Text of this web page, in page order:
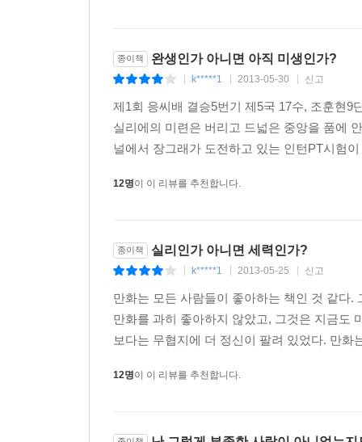
종이책 완생인가 아니면 아직 미생인가?
k*****1 2013-05-30 신고
제1회 응씨배 결승5번기 제5국 17수, 조훈현
실리에의 미련은 버리고 드넓은 중앙을 품에
널에서 장그래가 도전하고 있는 인턴PT시험
12명이 이 리뷰를 추천합니다.
종이책 실리인가 아니면 세력인가?
k*****1 2013-05-25 신고
만화는 모든 사람들이 좋아하는 책인 것 같다
만화를 과히 좋아하지 않았고, 그것은 지금도
보다는 무협지에 더 정신이 팔려 있었다. 만
12명이 이 리뷰를 추천합니다.